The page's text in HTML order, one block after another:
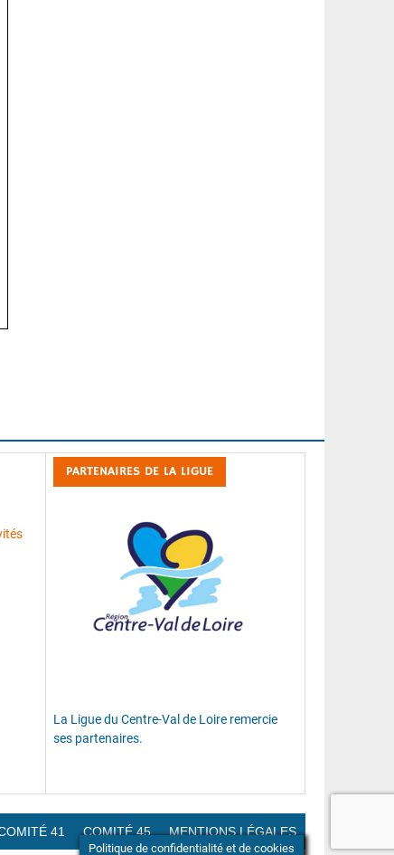
PARTENAIRES DE LA LIGUE
La Ligue du Centre-Val de Loire remercie
ses partenaires.
41 COMITÉ 45 MENTIONS LÉGALES
Politique de confidentialité et de cookies